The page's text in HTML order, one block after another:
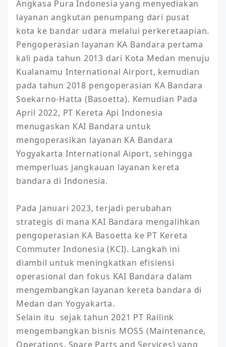
Angkasa Pura Indonesia yang menyediakan
layanan angkutan penumpang dari pusat
kota ke bandar udara melalui perkeretaapian.
Pengoperasian layanan KA Bandara pertama
kali pada tahun 2013 dari Kota Medan menuju
Kualanamu International Airport, kemudian
pada tahun 2018 pengoperasian KA Bandara
Soekarno-Hatta (Basoetta). Kemudian Pada
April 2022, PT Kereta Api Indonesia
menugaskan KAI Bandara untuk
mengoperasikan layanan KA Bandara
Yogyakarta International Aiport, sehingga
memperluas jangkauan layanan kereta
bandara di Indonesia.
Pada Januari 2023, terjadi perubahan
strategis di mana KAI Bandara mengalihkan
pengoperasian KA Basoetta ke PT Kereta
Commuter Indonesia (KCI). Langkah ini
diambil untuk meningkatkan efisiensi
operasional dan fokus KAI Bandara dalam
mengembangkan layanan kereta bandara di
Medan dan Yogyakarta.
Selain itu  sejak tahun 2021 PT Railink
mengembangkan bisnis MOSS (Maintenance,
Operations, Spare Parts and Services) yang